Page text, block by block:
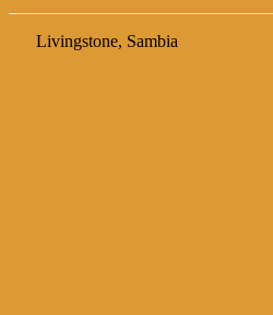
Livingstone, Sambia